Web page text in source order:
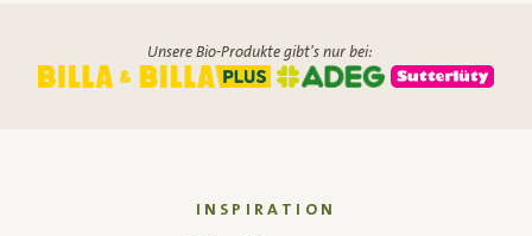
Unsere Bio-Produkte gibt's nur bei:
INSPIRATION